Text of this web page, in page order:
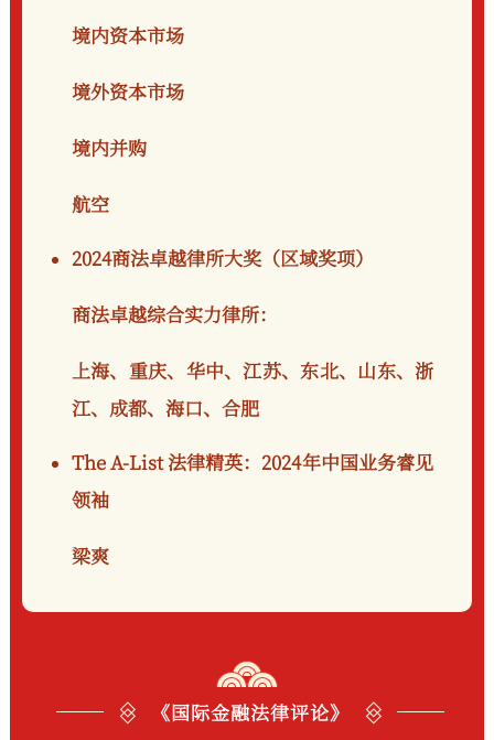
境内资本市场
境外资本市场
境内并购
航空
2024商法卓越律所大奖（区域奖项）
商法卓越综合实力律所：
上海、重庆、华中、江苏、东北、山东、浙
江、成都、海口、合肥
The A-List 法律精英：2024年中国业务睿见
领袖
梁爽
《国际金融法律评论》